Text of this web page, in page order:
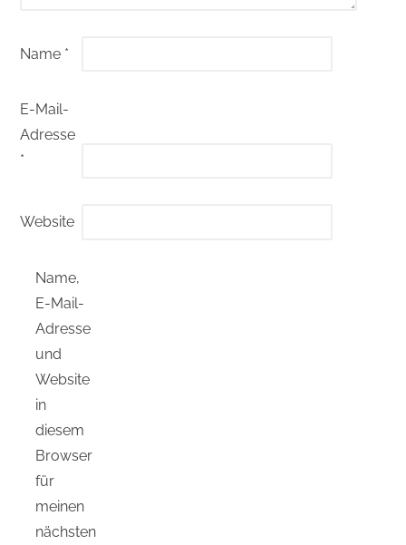
Name *
E-Mail-
Adresse
*
Website
Name,
E-Mail-
Adresse
und
Website
in
diesem
Browser
für
meinen
nächsten